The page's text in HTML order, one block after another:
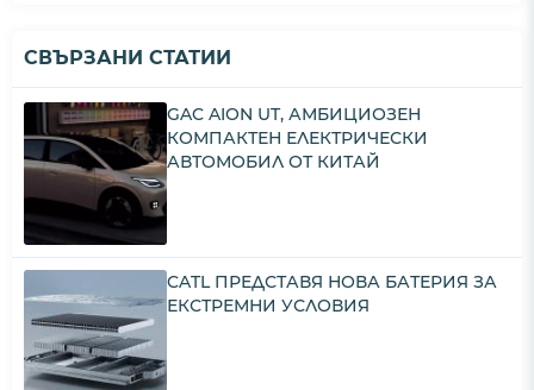
СВЪРЗАНИ СТАТИИ
GAC AION UT, АМБИЦИОЗЕН
КОМПАКТЕН ЕЛЕКТРИЧЕСКИ
АВТОМОБИЛ ОТ КИТАЙ
CATL ПРЕДСТАВЯ НОВА БАТЕРИЯ ЗА
ЕКСТРЕМНИ УСЛОВИЯ